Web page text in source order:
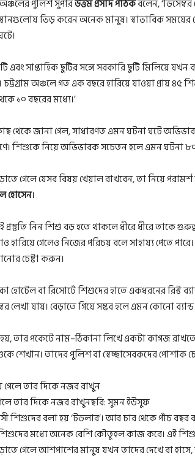
অঞ্চলের পুলিশ সুপারউত্তম প্রসাদ পাঠকবলেন,
ভিড় করেন অনেক মানুষ। স্বাভাবিক
এবং সাপ্তাহিক ছুটির সঙ্গে সরকারি ছুটি মিলিয়ে
চট্টগ্রাম অঞ্চলে গত এক বছরে হারিয়ে যাওয়া প্রায়
১০ বছরের মধ্যে।’
থেকে জানা গেল, সাধারণত এমন ঘটনা ঘটে
শিশুকে নিয়ে অভিভাবক সচেতন হলে এমন ঘটনা
গেলে যেসব বিষয় খেয়াল রাখবেন, তা নিয়ে
হোসেন।
নিন শিশু বড় হতে থাকলে ধীরে ধীরে তাকে
হারিয়ে গেলেও নিজের পরিচয় বলে সাহায্য পেতে
চেষ্টা করুন।
বা রিসোর্টে শিশুদের হাতে একধরনের রিস্ট
যায়। বেড়াতে গিয়ে সম্ভব হলে এমন কোনো
পকেটে নাম–ঠিকানা লিখে একটা কাগজ রাখতে
শেখান। তাদের পুলিশ বা স্বেচ্ছাসেবকদের পোশাক
তার দিকে নজর রাখুনছবি: সুমন ইউসুফ
শিশুদের বলা হয় ‘টডলার’। আর চার থেকে পাঁচ বছর
শিশুদের মধ্যে অনেক বেশি কৌতূহল কাজ করে। এই
গেলে আশপাশের মানুষ যখন তাদের দেখে বা